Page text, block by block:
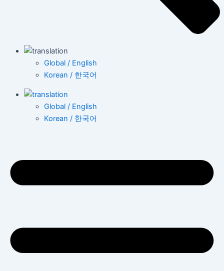
Global / English
Korean / 한국어
Global / English
Korean / 한국어